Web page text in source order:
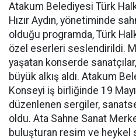
Atakum Belediyesi Türk
Hızır Aydın, yönetiminde
olduğu programda, Türk
özel eserleri seslendirildi.
yaşatan konserde
büyük alkış aldı. Atakum
Konseyi iş birliğinde 19
düzenlenen sergiler,
oldu. Ata Sahne Sanat
buluşturan resim ve heykel